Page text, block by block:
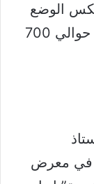
الوضع
بالنسبة لمصر التي يبعد الفاصل عنها حوالي 700
في معرض